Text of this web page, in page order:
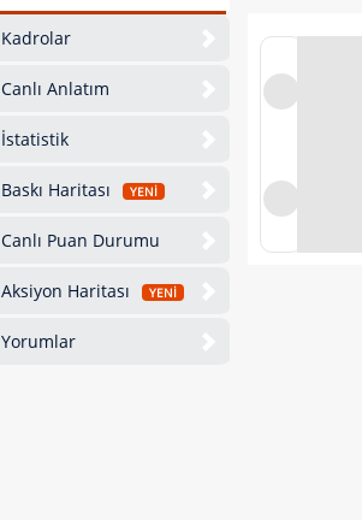
Kadrolar
Canlı Anlatım
İstatistik
Baskı Haritası YENİ
Canlı Puan Durumu
Aksiyon Haritası YENİ
Yorumlar